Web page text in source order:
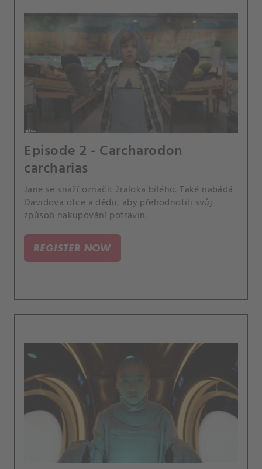
Episode 2 - Carcharodon
carcharias
Jane se snaží označit žraloka bílého. Také nabádá
Davidova otce a dědu, aby přehodnotili svůj
způsob nakupování potravin.
REGISTER NOW